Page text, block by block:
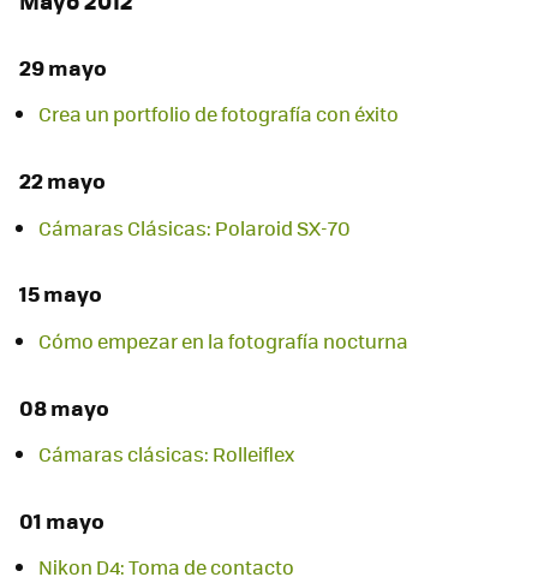
29 mayo
Crea un portfolio de fotografía con éxito
22 mayo
Cámaras Clásicas: Polaroid SX-70
15 mayo
Cómo empezar en la fotografía nocturna
08 mayo
Cámaras clásicas: Rolleiflex
01 mayo
Nikon D4: Toma de contacto